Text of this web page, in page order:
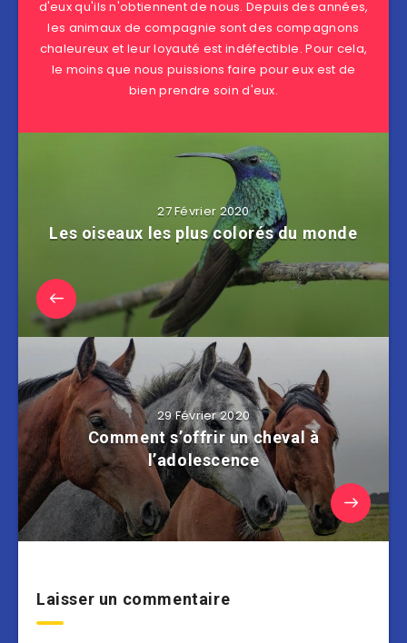
d'eux qu'ils n'obtiennent de nous. Depuis des années,
les animaux de compagnie sont des compagnons
chaleureux et leur loyauté est indéfectible. Pour cela,
le moins que nous puissions faire pour eux est de
bien prendre soin d'eux.
27 Février 2020
Les oiseaux les plus colorés du monde
29 Février 2020
Comment s’offrir un cheval à
l’adolescence
Laisser un commentaire